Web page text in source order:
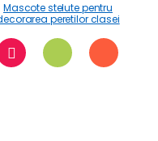
Mascote stelute pentru
peretilor clasei